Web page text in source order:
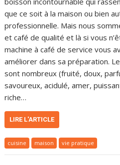
que ce soit à la maison ou bien
professionnelle. Mais nous
et café de qualité et là si vous
machine à café de service vous
améliorer dans sa préparation.
sont nombreux (fruité, doux,
savoureux, acidulé, amer,
riche…
LIRE L'ARTICLE
cuisine maison vie pratique